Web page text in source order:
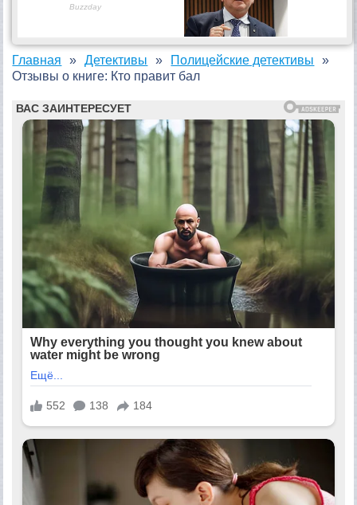
Главная Детективы
Полицейские детективы
Отзывы о книге: Кто правит бал